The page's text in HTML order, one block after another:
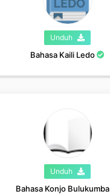
Unduh
Bahasa Kaili Ledo
Unduh
Bahasa Konjo Bulukumba